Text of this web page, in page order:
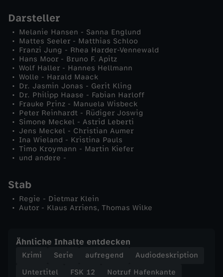
s
a
m
e
E
n
t
s
c
h
e
Darsteller
Melanie Hansen - Sanna Englund
Mattes Seeler - Matthias Schloo
Franzi Jung - Rhea Harder-Vennewald
Hans Moor - Bruno F. Apitz
Wolf Haller - Hannes Hellmann
Wolle - Harald Maack
Dr. Jasmin Jonas - Gerit Kling
Dr. Philipp Haase - Fabian Harloff
Frauke Prinz - Manuela Wisbeck
Peter Reinhardt - Rüdiger Joswig
Simone Meckel - Astrid Leberti
Jens Meckel - Christian Aumer
Ina Wieland - Kristina Pauls
Timo Kroymann - Martin Kiefer
und andere -
Stab
Regie - Dietmar Klein
Autor - Klaus Arriens, Thomas Wilke
Ähnliche Inhalte entdecken
Krimi Serie aufregend
Audiodeskription
Untertitel
FSK 12 Notruf Hafenkante